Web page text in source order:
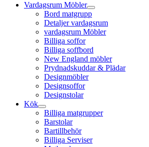
Vardagsrum Möbler
Bord matgrupp
Detaljer vardagsrum
vardagsrum Möbler
Billiga soffor
Billiga soffbord
New England möbler
Prydnadskuddar & Plädar
Designmöbler
Designsoffor
Designstolar
Kök
Billiga matgrupper
Barstolar
Bartillbehör
Billiga Serviser